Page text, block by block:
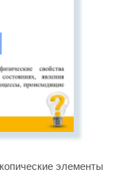
элементы